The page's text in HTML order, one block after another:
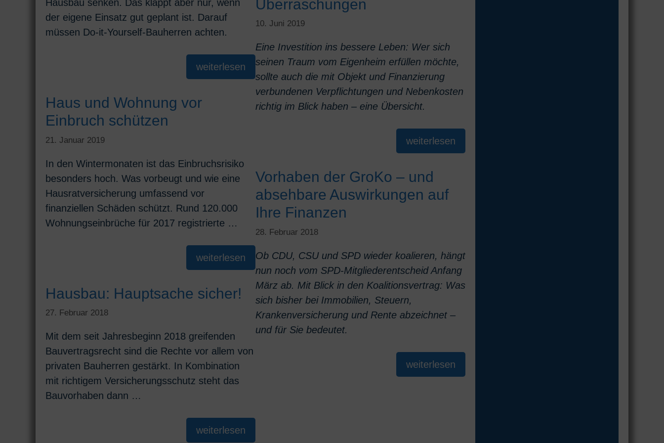
Hausbau senken. Das klappt aber nur, wenn
der eigene Einsatz gut geplant ist. Darauf
müssen Do-it-Yourself-Bauherren achten.
weiterlesen
Überraschungen
10. Juni 2019
Eine Investition ins bessere Leben: Wer sich
seinen Traum vom Eigenheim erfüllen möchte,
sollte auch die mit Objekt und Finanzierung
verbundenen Verpflichtungen und Nebenkosten
richtig im Blick haben – eine Übersicht.
weiterlesen
Haus und Wohnung vor
Einbruch schützen
21. Januar 2019
In den Wintermonaten ist das Einbruchsrisiko
besonders hoch. Was vorbeugt und wie eine
Hausratversicherung umfassend vor
finanziellen Schäden schützt. Rund 120.000
Wohnungseinbrüche für 2017 registrierte …
weiterlesen
Vorhaben der GroKo – und
absehbare Auswirkungen auf
Ihre Finanzen
28. Februar 2018
Ob CDU, CSU und SPD wieder koalieren, hängt
nun noch vom SPD-Mitgliederentscheid Anfang
März ab. Mit Blick in den Koalitionsvertrag: Was
sich bisher bei Immobilien, Steuern,
Krankenversicherung und Rente abzeichnet –
und für Sie bedeutet.
weiterlesen
Hausbau: Hauptsache sicher!
27. Februar 2018
Mit dem seit Jahresbeginn 2018 greifenden
Bauvertragsrecht sind die Rechte vor allem von
privaten Bauherren gestärkt. In Kombination
mit richtigem Versicherungsschutz steht das
Bauvorhaben dann …
weiterlesen